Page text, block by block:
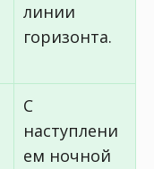
линии
горизонта.
С
наступлени
ем ночной